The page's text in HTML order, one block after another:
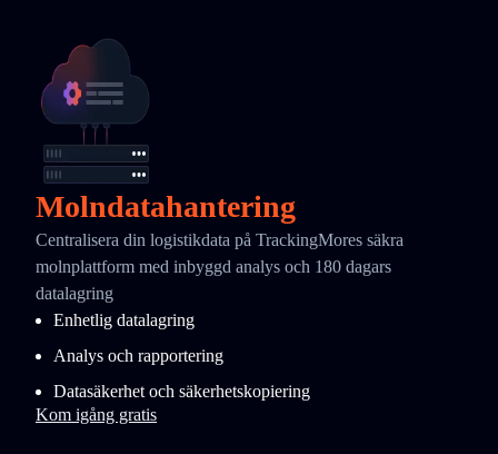
Molndatahantering
Centralisera din logistikdata på TrackingMores säkra
molnplattform med inbyggd analys och 180 dagars
datalagring
Enhetlig datalagring
Analys och rapportering
Datasäkerhet och säkerhetskopiering
Kom igång gratis